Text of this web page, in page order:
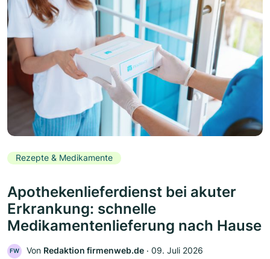
Rezepte & Medikamente
Apothekenlieferdienst bei akuter
Erkrankung: schnelle
Medikamentenlieferung nach Hause
FW Von Redaktion firmenweb.de ‧ 09. Juli 2026